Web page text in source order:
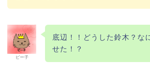
ピー子
底辺！！どうした鈴木？な
せた！？